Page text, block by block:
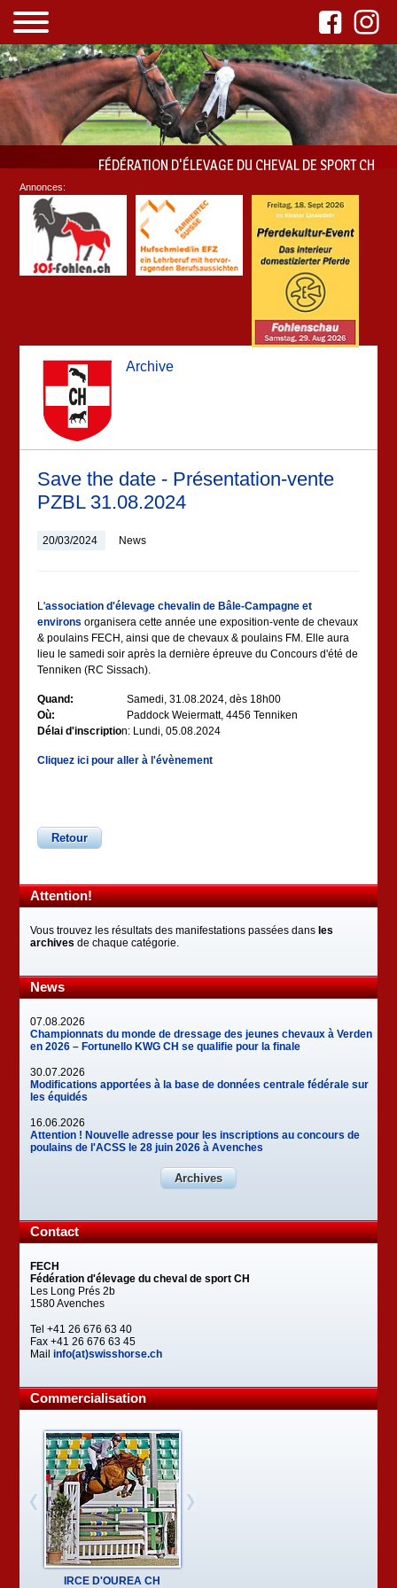
FÉDÉRATION D'ÉLEVAGE DU CHEVAL DE SPORT CH
Archive
Save the date - Présentation-vente
PZBL 31.08.2024
20/03/2024 News
L'association d'élevage chevalin de Bâle-Campagne et
environs organisera cette année une exposition-vente de chevaux
& poulains FECH, ainsi que de chevaux & poulains FM. Elle aura
lieu le samedi soir après la dernière épreuve du Concours d'été de
Tenniken (RC Sissach).
Quand:
Samedi, 31.08.2024, dès 18h00
Où:
Paddock Weiermatt, 4456 Tenniken
Délai d'inscription: Lundi, 05.08.2024
Cliquez ici pour aller à l'évènement
Retour
Attention!
Vous trouvez les résultats des manifestations passées dans les
archives de chaque catégorie.
News
07.08.2026
Championnats du monde de dressage des jeunes chevaux à Verden
en 2026 – Fortunello KWG CH se qualifie pour la finale
30.07.2026
Modifications apportées à la base de données centrale fédérale sur
les équidés
16.06.2026
Attention ! Nouvelle adresse pour les inscriptions au concours de
poulains de l'ACSS le 28 juin 2026 à Avenches
Archives
Contact
FECH
Fédération d'élevage du cheval de sport CH
Les Long Prés 2b
1580 Avenches
Tel +41 26 676 63 40
Fax +41 26 676 63 45
Mailinfo(at)swisshorse.ch
Commercialisation
IRCE D'OUREA CH
Annonces: